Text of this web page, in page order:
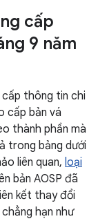
cấp
9 năm
thông tin chi
cấp bản vá
thành phần mà
trong bảng dưới
liên quan, loại
bản AOSP đã
kết thay đổi
hạn như